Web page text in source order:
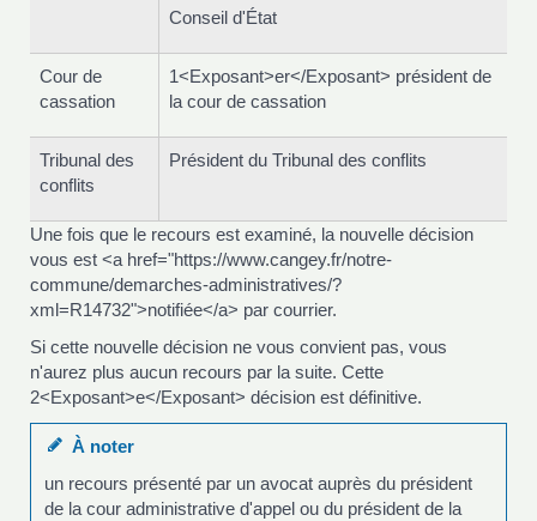
Conseil d'État
Cour de
cassation
1<Exposant>er</Exposant> président de
la cour de cassation
Tribunal des
conflits
Président du Tribunal des conflits
Une fois que le recours est examiné, la nouvelle décision
vous est <a href="https://www.cangey.fr/notre-
commune/demarches-administratives/?
xml=R14732">notifiée</a> par courrier.
Si cette nouvelle décision ne vous convient pas, vous
n'aurez plus aucun recours par la suite. Cette
2<Exposant>e</Exposant> décision est définitive.
À noter
un recours présenté par un avocat auprès du président
de la cour administrative d'appel ou du président de la